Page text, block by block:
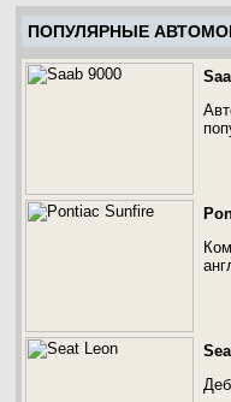
ПОПУЛЯРНЫЕ